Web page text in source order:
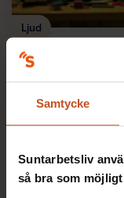
Samtycke
Suntarbetsliv
så bra som möjligt.
Ljud
Kreativt
förskola
Ljuddämpande
26 maj 2015